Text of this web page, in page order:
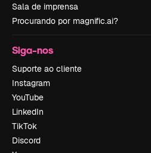
Sala de imprensa
Procurando por magnific.ai?
Siga-nos
Suporte ao cliente
Instagram
YouTube
LinkedIn
TikTok
Discord